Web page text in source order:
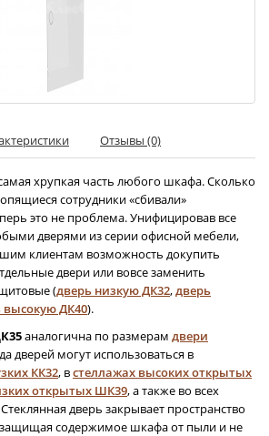
Отзывы (0)
хрупкая часть любого шкафа. Сколько
сотрудники «сбивали»
это не проблема. Унифицировав все
дверями из серии офисной мебели,
клиентам возможность докупить
двери или вовсе заменить
(дверь низкую ДК32,дверь
высокую ДК40).
аналогична по размерам двери
дверей могут использоваться в
КК32, встеллажах высоких открытых
открытых ШК39, а также во всех
дверь закрывает пространство
содержимое шкафа от пыли и не